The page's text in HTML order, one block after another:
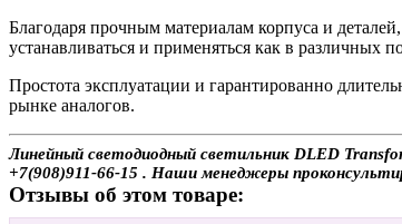
Благодаря прочным материалам корпуса и
устанавливаться и применяться как в
Простота эксплуатации и гарантированно
рынке аналогов.
Линейный светодиодный светильник DLED
+7(908)911-66-15 . Наши менеджеры
Отзывы об этом товаре: